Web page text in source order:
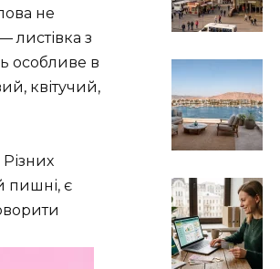
не
листівка з
особливе в
квітучий,
пишні, є